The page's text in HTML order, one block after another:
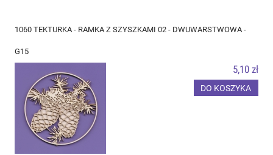
1060 TEKTURKA - RAMKA Z SZYSZKAMI 02 - DWUWARSTWOWA -
G15
5,10 zł
DO KOSZYKA